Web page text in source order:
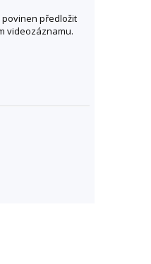
předložit
videozáznamu.